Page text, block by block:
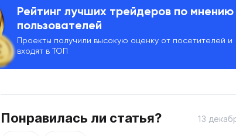
Рейтинг лучших трейдеров по мнению
пользователей
Проекты получили высокую оценку от посетителей и
входят в ТОП
Понравилась ли статья? 13